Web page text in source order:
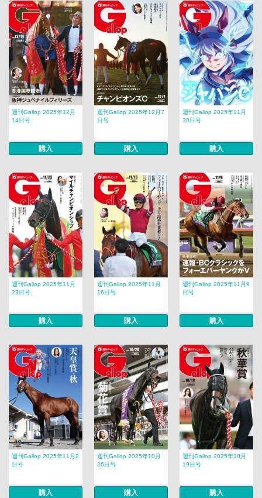
週刊Gallop 2025年12月
14日号
購入
週刊Gallop 2025年12月7
日号
購入
週刊Gallop 2025年11月
30日号
購入
週刊Gallop 2025年11月
23日号
購入
週刊Gallop 2025年11月
16日号
購入
週刊Gallop 2025年11月9
日号
購入
週刊Gallop 2025年11月2
日号
購入
週刊Gallop 2025年10月
26日号
購入
週刊Gallop 2025年10月
19日号
購入